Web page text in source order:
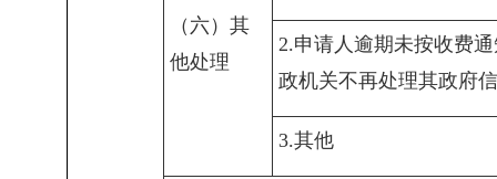
（六）其
他处理
2.申请人逾期未按收费
政机关不再处理其政府
3.其他